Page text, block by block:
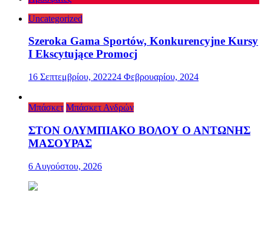
Uncategorized
Szeroka Gama Sportów, Konkurencyjne Kursy
I Ekscytujące Promocj
16 Σεπτεμβρίου, 202224 Φεβρουαρίου, 2024
Μπάσκετ Μπάσκετ Ανδρών
ΣΤΟΝ ΟΛΥΜΠΙΑΚΟ ΒΟΛΟΥ Ο ΑΝΤΩΝΗΣ
ΜΑΣΟΥΡΑΣ
6 Αυγούστου, 2026